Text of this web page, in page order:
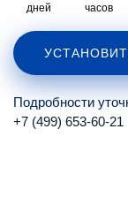
дней часов
Подробности
+7 (499) 653-60-21